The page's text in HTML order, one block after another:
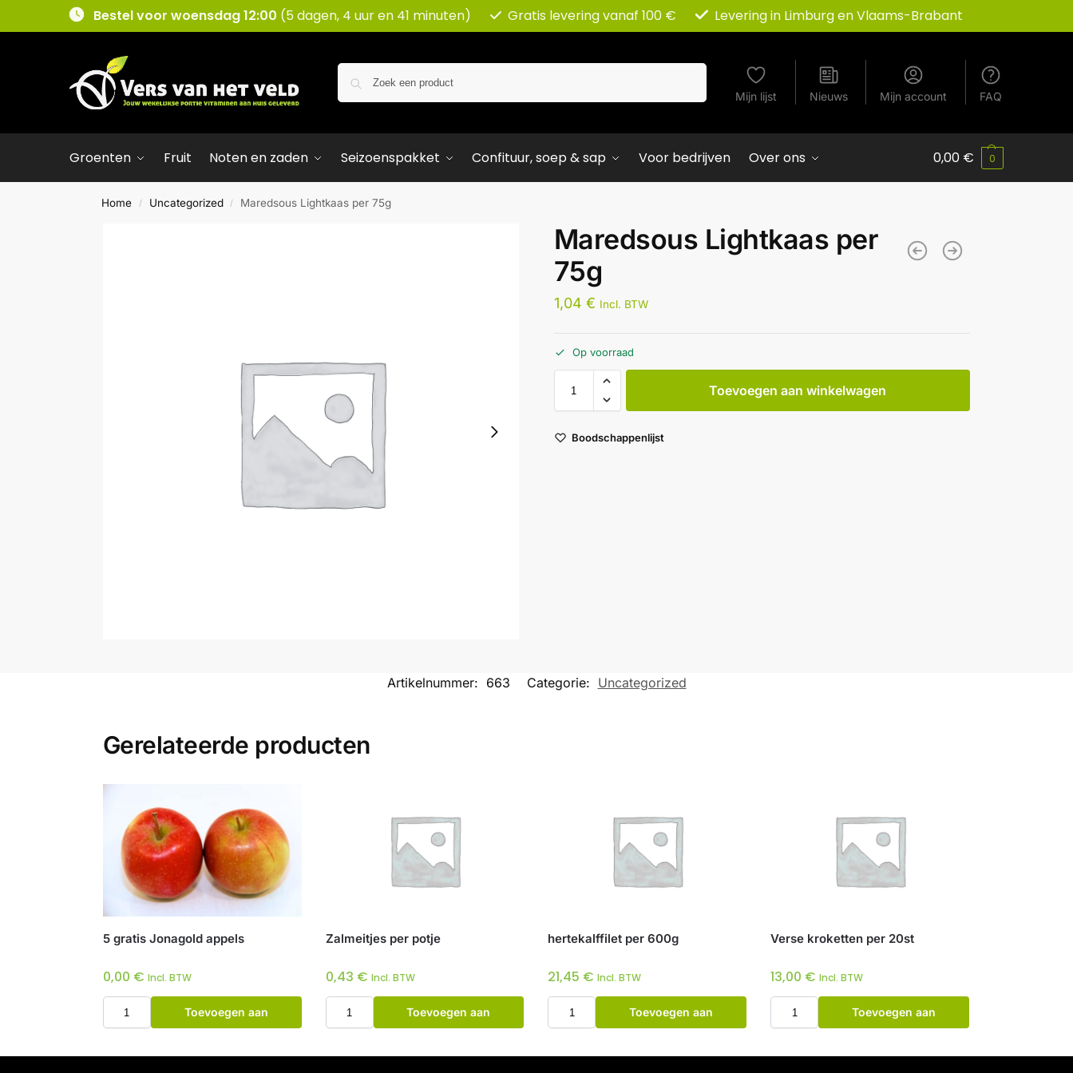
Bestel voor woensdag 12:00 (5 dagen, 4 uur en 41 minuten) Gratis levering vanaf 100 € Levering in Limburg en Vlaams-Brabant
Mijn lijst Nieuws Mijn account FAQ
Groenten Fruit Noten en zaden Seizoenspakket Confituur, soep & sap Voor bedrijven Over ons 0,00 € 0
Home / Uncategorized / Maredsous Lightkaas per 75g
Maredsous Lightkaas per
75g
1,04 € Incl. BTW
Op voorraad
Toevoegen aan winkelwagen
Boodschappenlijst
Artikelnummer: 663 Categorie: Uncategorized
Gerelateerde producten
5 gratis Jonagold appels
0,00 € Incl. BTW
Toevoegen aan
Zalmeitjes per potje
0,43 € Incl. BTW
Toevoegen aan
hertekalffilet per 600g
21,45 € Incl. BTW
Toevoegen aan
Verse kroketten per 20st
13,00 € Incl. BTW
Toevoegen aan